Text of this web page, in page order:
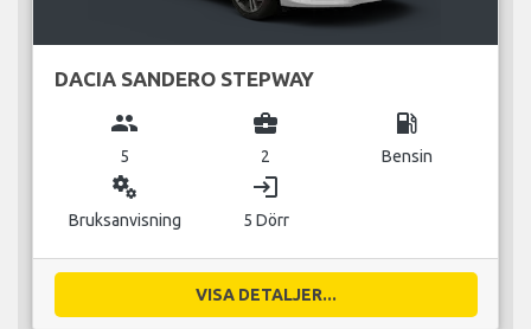
DACIA SANDERO STEPWAY
group
5
business_center
2
local_gas_station
Bensin
miscellaneous_services
Bruksanvisning
login
5 Dörr
VISA DETALJER...